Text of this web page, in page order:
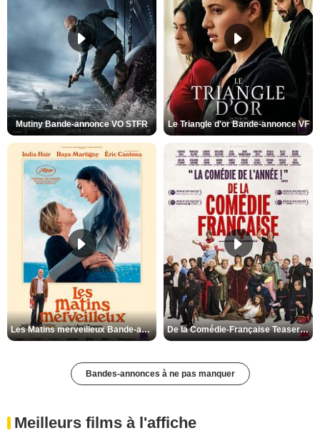
Mutiny Bande-annonce VO STFR Le Triangle d'or Bande-annonce VF
Les Matins merveilleux Bande-annonce VF De la Comédie-Française Teaser VF
Bandes-annonces à ne pas manquer
Meilleurs films à l'affiche